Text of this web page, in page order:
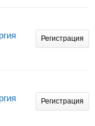
Регистрация
Регистрация